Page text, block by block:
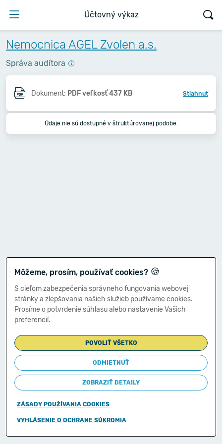
Účtovný výkaz
Nemocnica AGEL Zvolen a.s.
Správa audítora
Dokument: PDF veľkosť 437 KB Stiahnuť
Údaje nie sú dostupné v štruktúrovanej podobe.
Môžeme, prosím, používať cookies? 🍪
S cieľom zabezpečenia správneho fungovania webovej
stránky a zlepšovania našich služieb používame cookies.
Prosíme o potvrdenie súhlasu alebo nastavenie Vašich
preferencií.
POVOLIŤ VŠETKO
ODMIETNUŤ
ZOBRAZIŤ DETAILY
ZÁSADY POUŽÍVANIA COOKIES
VYHLÁSENIE O OCHRANE SÚKROMIA
Copyright © 2011-2026